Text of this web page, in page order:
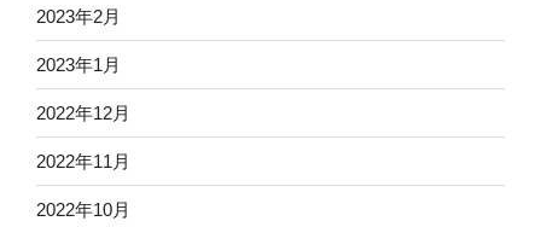
2023年2月
2023年1月
2022年12月
2022年11月
2022年10月